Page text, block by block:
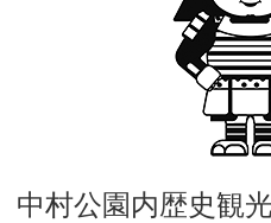
中村公園内歴史観